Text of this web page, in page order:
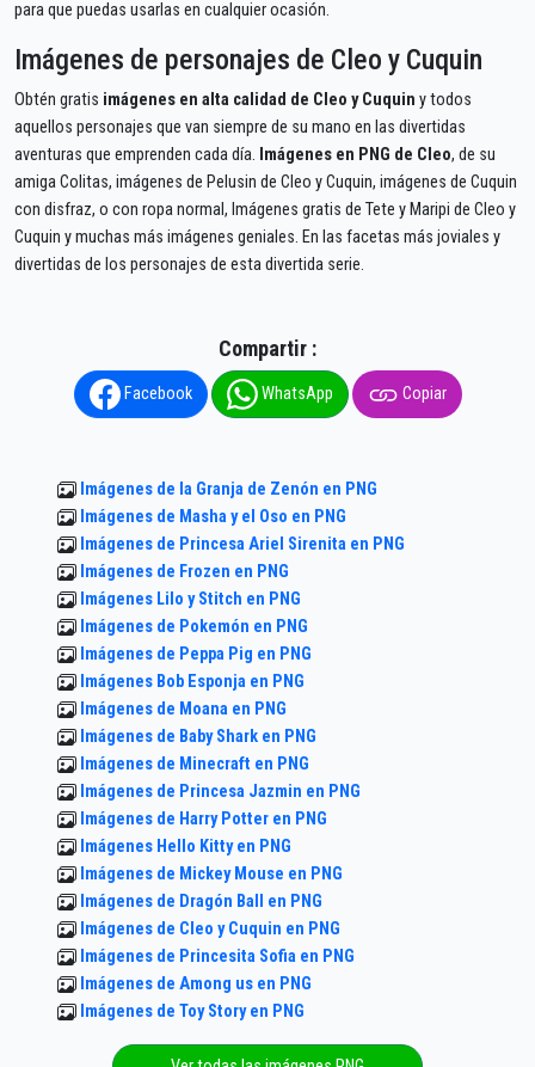
para que puedas usarlas en cualquier ocasión.
Imágenes de personajes de Cleo y Cuquin
Obtén gratis imágenes en alta calidad de Cleo y Cuquin y todos
aquellos personajes que van siempre de su mano en las divertidas
aventuras que emprenden cada día. Imágenes en PNG de Cleo, de su
amiga Colitas, imágenes de Pelusin de Cleo y Cuquin, imágenes de Cuquin
con disfraz, o con ropa normal, Imágenes gratis de Tete y Maripi de Cleo y
Cuquin y muchas más imágenes geniales. En las facetas más joviales y
divertidas de los personajes de esta divertida serie.
Compartir :
Facebook WhatsApp Copiar
Imágenes de la Granja de Zenón en PNG
Imágenes de Masha y el Oso en PNG
Imágenes de Princesa Ariel Sirenita en PNG
Imágenes de Frozen en PNG
Imágenes Lilo y Stitch en PNG
Imágenes de Pokemón en PNG
Imágenes de Peppa Pig en PNG
Imágenes Bob Esponja en PNG
Imágenes de Moana en PNG
Imágenes de Baby Shark en PNG
Imágenes de Minecraft en PNG
Imágenes de Princesa Jazmin en PNG
Imágenes de Harry Potter en PNG
Imágenes Hello Kitty en PNG
Imágenes de Mickey Mouse en PNG
Imágenes de Dragón Ball en PNG
Imágenes de Cleo y Cuquin en PNG
Imágenes de Princesita Sofia en PNG
Imágenes de Among us en PNG
Imágenes de Toy Story en PNG